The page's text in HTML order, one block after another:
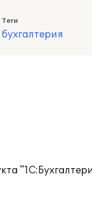
Теги
бухгалтерия